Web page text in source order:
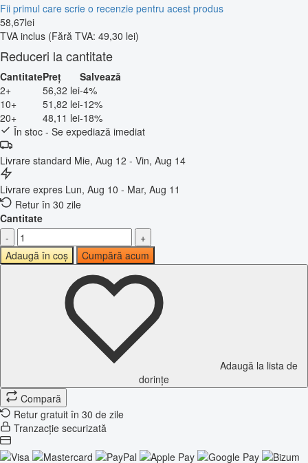
Fii primul care scrie o recenzie pentru acest produs
58,67lei
TVA inclus (Fără TVA: 49,30 lei)
Reduceri la cantitate
CantitatePreț
Salvează
2+
56,32 lei-4%
10+
51,82 lei-12%
20+
48,11 lei-18%
În stoc - Se expediază imediat
Livrare standard Mie, Aug 12 - Vin, Aug 14
Livrare expres Lun, Aug 10 - Mar, Aug 11
Retur în 30 zile
Cantitate
-
+
Adaugă în coș
Cumpără acum
Adaugă la lista de
dorințe
Compară
Retur gratuit în 30 de zile
Tranzacție securizată